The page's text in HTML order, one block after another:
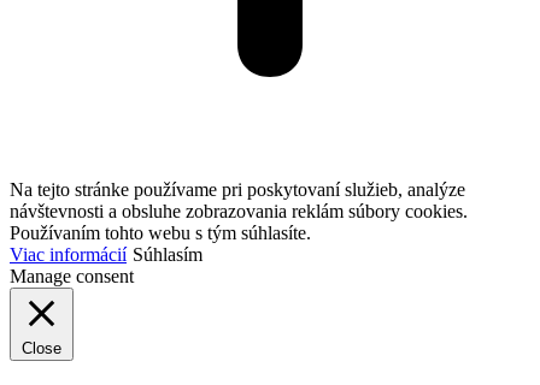
Na tejto stránke používame pri poskytovaní služieb, analýze
návštevnosti a obsluhe zobrazovania reklám súbory cookies.
Používaním tohto webu s tým súhlasíte.
Viac informácií Súhlasím
Manage consent
Close